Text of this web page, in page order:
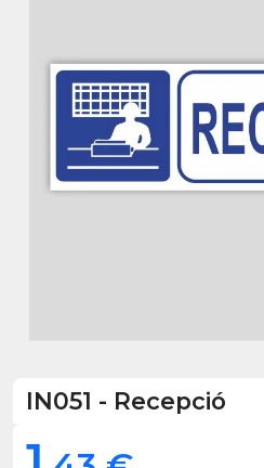
IN051 - Recepció